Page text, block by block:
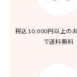
税込10,000円以上の
で送料無料